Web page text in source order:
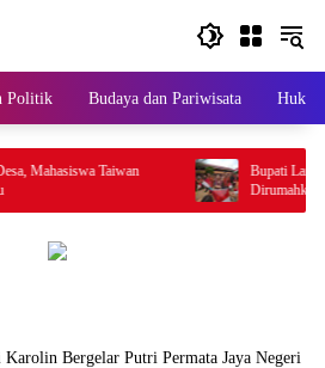
Politik Budaya dan Pariwisata
Taiwan
Bupati Landak
Dirumahkan
Bergelar Putri Permata Jaya Negeri